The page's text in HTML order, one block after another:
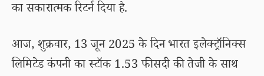
का सकारात्मक रिटर्न दिया है.
आज, शुक्रवार, 13 जून 2025 के दिन भारत इलेक्ट्रॉनिक्स
लिमिटेड कंपनी का स्टॉक 1.53 फीसदी की तेजी के साथ